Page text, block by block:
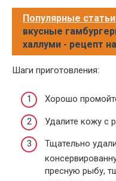
Популярные статьи
вкусные
халлуми - рецепт
Шаги приготовления:
Хорошо
Удалите кожу с
Тщательно
пресную рыбу,